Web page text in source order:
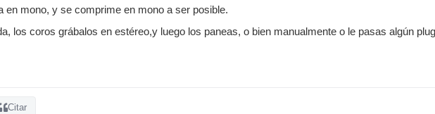
en mono, y se comprime en mono a ser posible.
los coros grábalos en estéreo,y luego los paneas, o bien manualmente o le pasas algún
Citar